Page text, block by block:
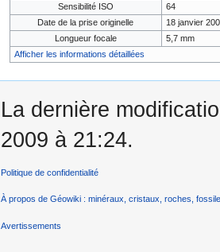
Sensibilité ISO
64
Date de la prise originelle
18 janvier
Longueur focale
5,7 mm
Afficher les informations détaillées
La dernière
2009 à 21:24.
Politique de confidentialité
À propos de Géowiki : minéraux, cristaux, roches,
Avertissements